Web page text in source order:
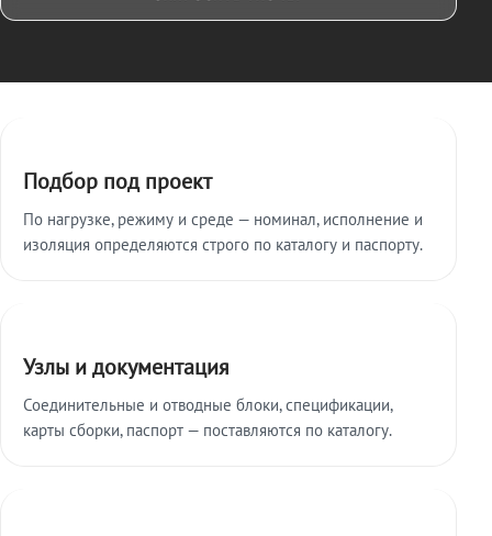
Подбор под проект
По нагрузке, режиму и среде — номинал, исполнение и
изоляция определяются строго по каталогу и паспорту.
Узлы и документация
Соединительные и отводные блоки, спецификации,
карты сборки, паспорт — поставляются по каталогу.